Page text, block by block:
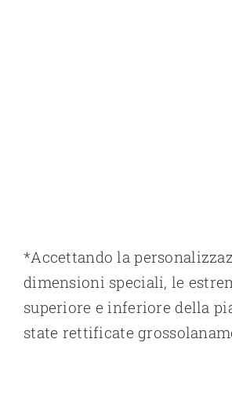
*Accettando la
dimensioni speciali, le
superiore e inferiore della
state rettificate